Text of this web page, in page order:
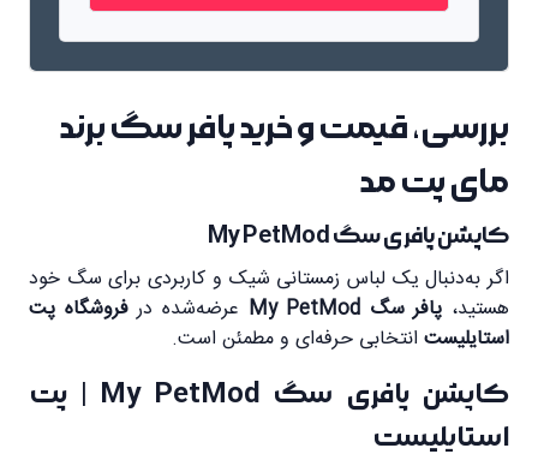
بررسی، قیمت و خرید پافر سگ برند
مای پت مد
کاپشن پافری سگ My PetMod
اگر به‌دنبال یک لباس زمستانی شیک و کاربردی برای سگ خود
هستید، پافر سگ My PetMod عرضه‌شده درفروشگاه پت
استایلیست انتخابی حرفه‌ای و مطمئن است.
کاپشن پافری سگ My PetMod | پت
استایلیست